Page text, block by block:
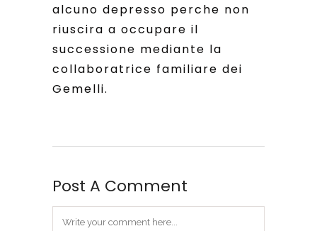
alcuno depresso perche non
riuscira a occupare il
successione mediante la
collaboratrice familiare dei
Gemelli.
Post A Comment